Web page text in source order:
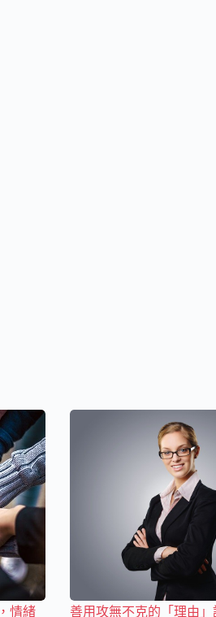
情緒 善用攻無不克的「理由」